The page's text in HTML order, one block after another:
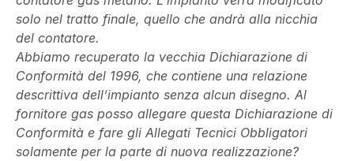
solo nel tratto finale, quello che andrà alla nicchia
del contatore.
Abbiamo recuperato la vecchia Dichiarazione di
Conformità del 1996, che contiene una relazione
descrittiva dell’impianto senza alcun disegno. Al
fornitore gas posso allegare questa Dichiarazione di
Conformità e fare gli Allegati Tecnici Obbligatori
solamente per la parte di nuova realizzazione?